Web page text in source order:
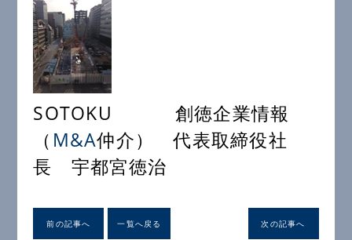
SOTOKU 創徳企業情報
（ M&A仲介） 代表取締役社
長 宇都宮徳治
前の記事へ 一覧へ戻る 次の記事へ